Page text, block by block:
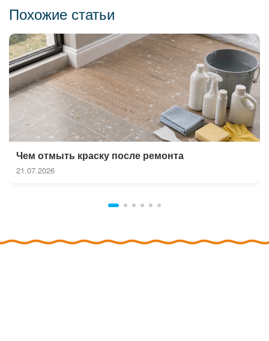
Похожие статьи
Чем отмыть краску после ремонта
21.07.2026